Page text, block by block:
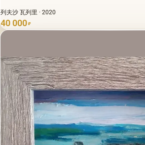
列夫沙 瓦列里 · 2020
40 000 ₽